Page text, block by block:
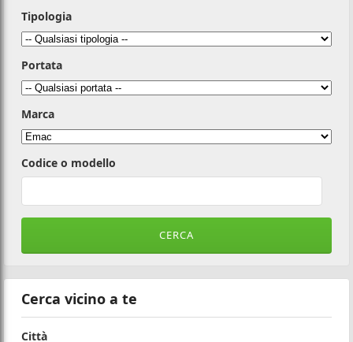
Tipologia
Codice o modello
Cerca vicino a te
Città